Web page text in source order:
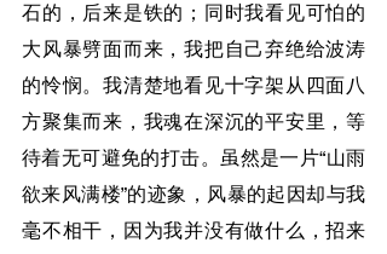
石的，后来是铁的；同时我看见可怕的
大风暴劈面而来，我把自己弃绝给波涛
的怜悯。我清楚地看见十字架从四面八
方聚集而来，我魂在深沉的平安里，等
待着无可避免的打击。虽然是一片“山雨
欲来风满楼”的迹象，风暴的起因却与我
毫不相干，因为我并没有做什么，招来